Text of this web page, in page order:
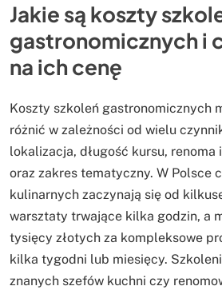
Jakie są koszty
gastronomicznych i
na ich cenę
Koszty szkoleń gastronomicznych
różnić w zależności od wielu
lokalizacja, długość kursu,
oraz zakres tematyczny. W Polsce
kulinarnych zaczynają się od
warsztaty trwające kilka godzin, a
tysięcy złotych za kompleksowe
kilka tygodni lub miesięcy.
znanych szefów kuchni czy